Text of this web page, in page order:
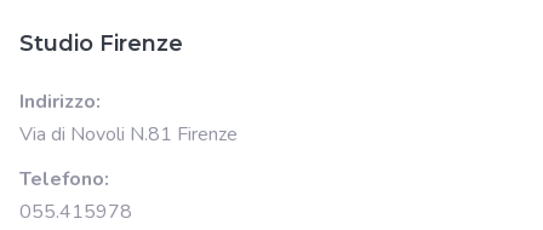
Studio Firenze
Indirizzo:
Via di Novoli N.81 Firenze
Telefono:
055.415978